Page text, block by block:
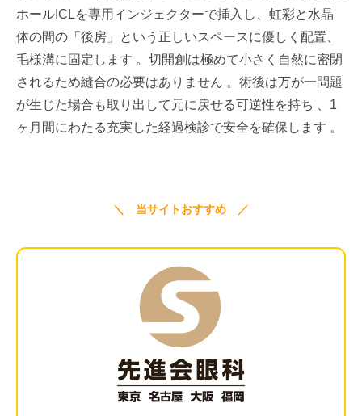
ホールICLを専用インジェクターで挿入し、虹彩と水晶
体の間の「後房」という正しいスペースに優しく配置、
毛様溝に固定します 。切開創は極めて小さく自然に密閉
されるため縫合の必要はありません 。術後は万が一問題
が生じた場合も取り出して元に戻せる可逆性を持ち 、1
ヶ月間にわたる充実した経過検診で安全を確保します 。
＼ 当サイトおすすめ ／